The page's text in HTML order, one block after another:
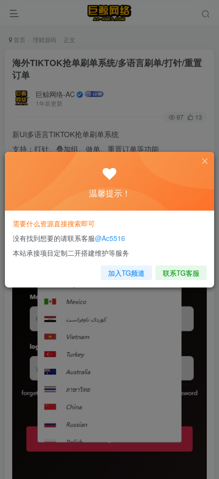
首页 理财源码 正文
海外TIKTOK抢单刷单系统/多语言刷单/打针/重置
订单
巨鲸网络-AC
1年前更新
97 13
新UI多语言TIKTOK抢单刷单系统
支持：打针、叠加组、做单、重置订单等功能
温馨提示！
需要什么资源直接搜索即可
没有找到想要的请联系客服@Ac5516
本站承接项目定制二开搭建维护等服务
加入TG频道 联系TG客服